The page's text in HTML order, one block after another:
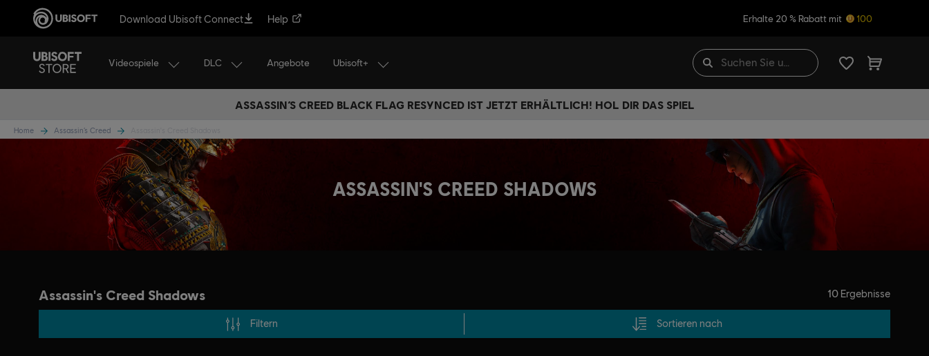
Download Ubisoft Connect Help Erhalte 20 % Rabatt mit 100
Videospiele DLC Angebote Ubisoft+
ASSASSIN’S CREED BLACK FLAG RESYNCED IST JETZT ERHÄLTLICH! HOL DIR DAS SPIEL
Home Assassin’s Creed
ASSASSIN'S CREED SHADOWS
Assassin's Creed Shadows 10 Ergebnisse
Filtern Sortieren nach